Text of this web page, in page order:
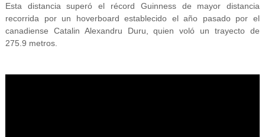
Esta distancia superó el récord Guinness de mayor distancia
recorrida por un hoverboard establecido el año pasado por el
canadiense Catalin Alexandru Duru, quien voló un trayecto de
275.9 metros.